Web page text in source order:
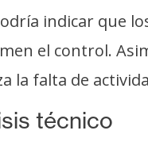
indicar que
el control.
la falta de
técnico